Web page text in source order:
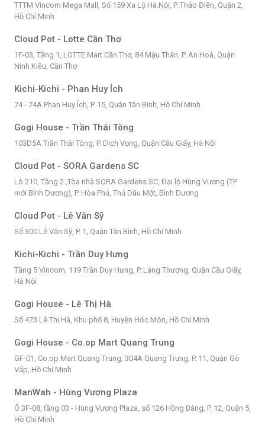
TTTM Vincom Mega Mall, Số 159 Xa Lộ Hà.Nội, P. Thảo Điền, Quận 2,
Hồ Chí Minh
Cloud Pot - Lotte Cần Thơ
1F-03, Tầng 1, LOTTE Mart Cần Thơ, 84 Mậu Thân, P. An Hoà, Quận
Ninh Kiều, Cần Thơ
Kichi-Kichi - Phan Huy Ích
74 - 74A Phan Huy Ích, P. 15, Quận Tân Bình, Hồ Chí Minh
Gogi House - Trần Thái Tông
103D5A Trần Thái Tông, P. Dịch Vọng, Quận Cầu Giấy, Hà Nội
Cloud Pot - SORA Gardens SC
Lô 210, Tầng 2 ,Tòa nhà SORA Gardens SC, Đại lộ Hùng Vương (TP
mới Bình Dương), P. Hòa Phú, Thủ Dầu Một, Bình Dương
Cloud Pot - Lê Văn Sỹ
Số 300 Lê Văn Sỹ, P. 1, Quận Tân Bình, Hồ Chí Minh
Kichi-Kichi - Trần Duy Hưng
Tầng 5 Vincom, 119 Trần Duy Hưng, P. Láng Thượng, Quận Cầu Giấy,
Hà Nội
Gogi House - Lê Thị Hà
Số 473 Lê Thị Hà, Khu phố 8, Huyện Hóc Môn, Hồ Chí Minh
Gogi House - Co.op Mart Quang Trung
GF-01, Co.op Mart Quang Trung, 304A Quang Trung, P. 11, Quận Gò
Vấp, Hồ Chí Minh
ManWah - Hùng Vương Plaza
Ô 3F-08, tầng 03 - Hùng Vương Plaza, số 126 Hồng Bàng, P. 12, Quận 5,
Hồ Chí Minh